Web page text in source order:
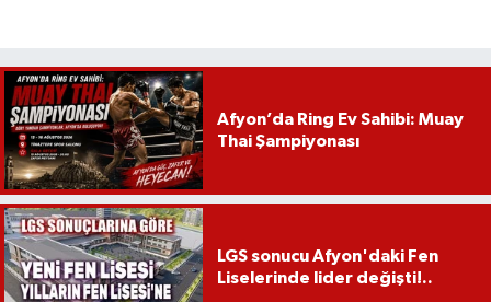
Afyon’da Ring Ev Sahibi: Muay
Thai Şampiyonası
LGS sonucu Afyon'daki Fen
Liselerinde lider değişti!..